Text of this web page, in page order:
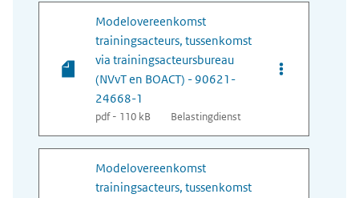
Modelovereenkomst
trainingsacteurs, tussenkomst
via trainingsacteursbureau
(NVvT en BOACT) - 90621-
24668-1
pdf - 110 kB Belastingdienst
Opties van
Modelovereenkomst
trainingsacteurs, tussenkomst